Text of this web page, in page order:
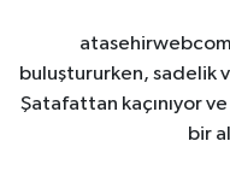
buluştururken, sadelik
Şatafattan kaçınıyor
bir